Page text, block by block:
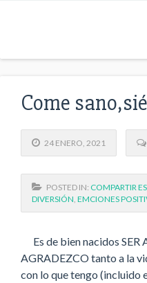
Come
24 ENERO, 2021
POSTED IN: COMPARTIR
DIVERSIÓN EMCIONES
Es de bien nacidos SER
AGRADEZCO tanto a la
con lo que tengo (incluido